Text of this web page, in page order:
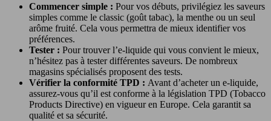
Commencer simple : Pour vos débuts, privilégiez les saveurs
simples comme le classic (goût tabac), la menthe ou un seul
arôme fruité. Cela vous permettra de mieux identifier vos
préférences.
Tester : Pour trouver l’e-liquide qui vous convient le mieux,
n’hésitez pas à tester différentes saveurs. De nombreux
magasins spécialisés proposent des tests.
Vérifier la conformité TPD : Avant d’acheter un e-liquide,
assurez-vous qu’il est conforme à la législation TPD (Tobacco
Products Directive) en vigueur en Europe. Cela garantit sa
qualité et sa sécurité.